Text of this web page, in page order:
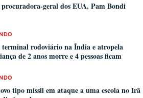
geral dos EUA, Pam Bondi
terminal rodoviário na Índia e atropela
de 2 anos morre e 4 pessoas ficam
tipo míssil em ataque a uma escola no Irã